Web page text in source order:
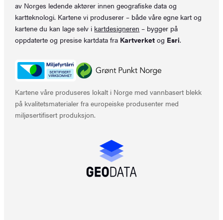
av Norges ledende aktører innen geografiske data og
kartteknologi. Kartene vi produserer – både våre egne kart og
kartene du kan lage selv i kartdesigneren – bygger på
oppdaterte og presise kartdata fra Kartverket og Esri.
Kartene våre produseres lokalt i Norge med vannbasert blekk
på kvalitetsmaterialer fra europeiske produsenter med
miljøsertifisert produksjon.